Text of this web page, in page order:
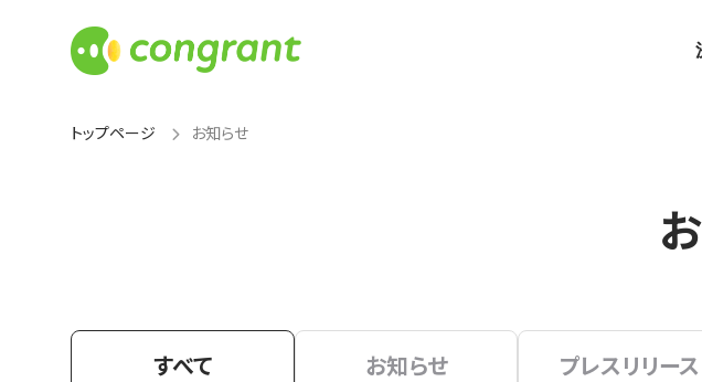
トップページ お知らせ
すべて お知らせ プレスリリース